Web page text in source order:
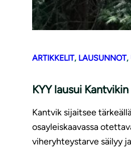
ARTIKKELIT, LAUSUNNOT,
KYY lausui
Kantvik sijaitsee
osayleiskaavassa
viheryhteystarve säilyy